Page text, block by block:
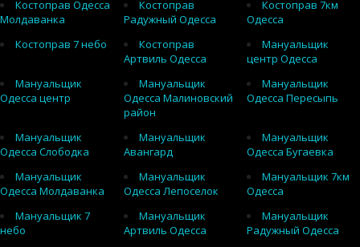
Костоправ Одесса
Молдаванка
Костоправ
Радужный Одесса
Костоправ 7км
Одесса
Костоправ 7 небо
Костоправ
Артвиль Одесса
Мануальщик
центр Одесса
Мануальщик
Одесса центр
Мануальщик
Одесса Малиновский
район
Мануальщик
Одесса Пересыпь
Мануальщик
Одесса Слободка
Мануальщик
Авангард
Мануальщик
Одесса Бугаевка
Мануальщик
Одесса Молдаванка
Мануальщик
Одесса Лепоселок
Мануальщик 7км
Одесса
Мануальщик 7
небо
Мануальщик
Артвиль Одесса
Мануальщик
Радужный Одесса